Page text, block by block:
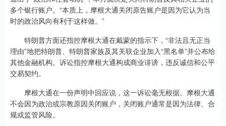
多个银行账户。“本质上，摩根大通关闭原告账户是因为它认为当
时的政治风向有利于这样做。”
特朗普方面还指控摩根大通在戴蒙的指示下，“非法且无正当
理由”地把特朗普、特朗普家族及其关联企业加入“黑名单”并公布给
其他金融机构。诉讼指控摩根大通构成商业诽谤，违反诚信和公平
交易契约。
摩根大通在一份声明中回应说，这一诉讼毫无根据。摩根大通
不会因为政治或宗教原因关闭账户，关闭账户通常是因为法律、合
规或监管风险。